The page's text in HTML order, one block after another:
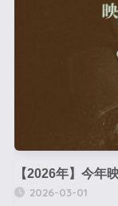
【2026年】今年
2026-03-01